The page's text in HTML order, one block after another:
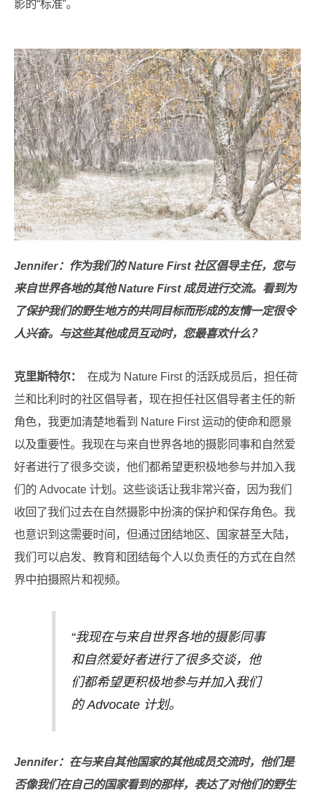
影的“标准”。
Jennifer：作为我们的 Nature First 社区倡导主任，您与
来自世界各地的其他 Nature First 成员进行交流。看到为
了保护我们的野生地方的共同目标而形成的友情一定很令
人兴奋。与这些其他成员互动时，您最喜欢什么？
克里斯特尔： 在成为 Nature First 的活跃成员后，担任荷
兰和比利时的社区倡导者，现在担任社区倡导者主任的新
角色，我更加清楚地看到 Nature First 运动的使命和愿景
以及重要性。我现在与来自世界各地的摄影同事和自然爱
好者进行了很多交谈，他们都希望更积极地参与并加入我
们的 Advocate 计划。这些谈话让我非常兴奋，因为我们
收回了我们过去在自然摄影中扮演的保护和保存角色。我
也意识到这需要时间，但通过团结地区、国家甚至大陆，
我们可以启发、教育和团结每个人以负责任的方式在自然
界中拍摄照片和视频。
“我现在与来自世界各地的摄影同事
和自然爱好者进行了很多交谈，他
们都希望更积极地参与并加入我们
的 Advocate 计划。
Jennifer：在与来自其他国家的其他成员交流时，他们是
否像我们在自己的国家看到的那样，表达了对他们的野生